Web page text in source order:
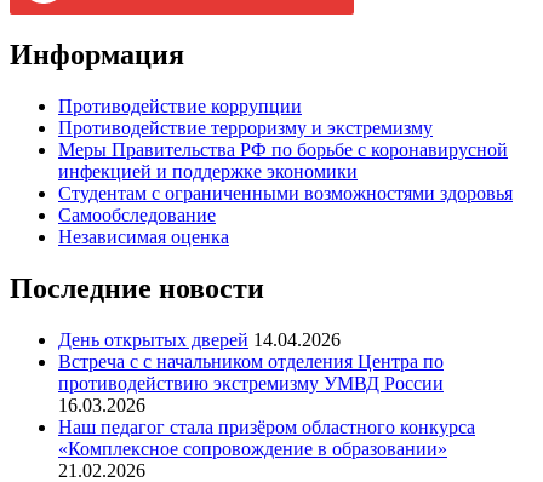
Информация
Противодействие коррупции
Противодействие терроризму и экстремизму
Меры Правительства РФ по борьбе с коронавирусной
инфекцией и поддержке экономики
Студентам с ограниченными возможностями здоровья
Самообследование
Независимая оценка
Последние новости
День открытых дверей 14.04.2026
Встреча с с начальником отделения Центра по
противодействию экстремизму УМВД России
16.03.2026
Наш педагог стала призёром областного конкурса
«Комплексное сопровождение в образовании»
21.02.2026